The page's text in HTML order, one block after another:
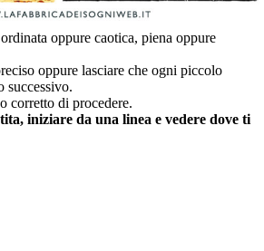
oppure caotica, piena oppure
oppure lasciare che ogni piccolo
successivo.
corretto di procedere.
iniziare da una linea e vedere dove ti